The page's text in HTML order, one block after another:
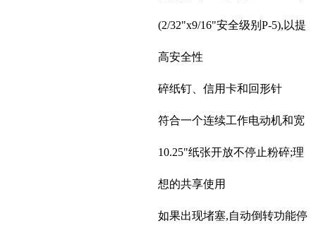
(2/32"x9/16"安全级别P-5),以提
高安全性
碎纸钉、信用卡和回形针
符合一个连续工作电动机和宽
10.25"纸张开放不停止粉碎;理
想的共享使用
如果出现堵塞,自动倒转功能停